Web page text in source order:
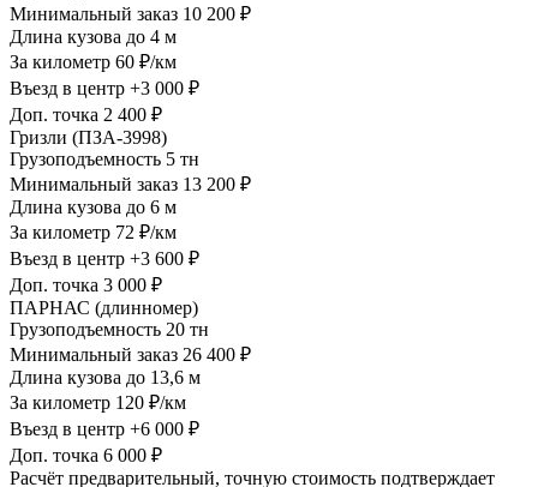
Минимальный заказ 10 200 ₽
Длина кузова до 4 м
За километр 60 ₽/км
Въезд в центр +3 000 ₽
Доп. точка 2 400 ₽
Гризли (ПЗА-3998)
Грузоподъемность 5 тн
Минимальный заказ 13 200 ₽
Длина кузова до 6 м
За километр 72 ₽/км
Въезд в центр +3 600 ₽
Доп. точка 3 000 ₽
ПАРНАС (длинномер)
Грузоподъемность 20 тн
Минимальный заказ 26 400 ₽
Длина кузова до 13,6 м
За километр 120 ₽/км
Въезд в центр +6 000 ₽
Доп. точка 6 000 ₽
Расчёт предварительный, точную стоимость подтверждает